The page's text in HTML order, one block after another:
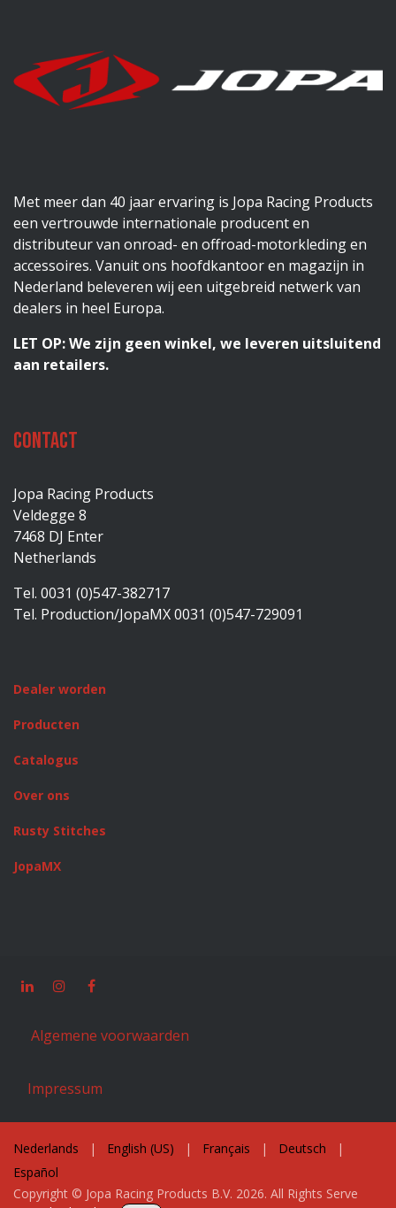
Met meer dan 40 jaar ervaring is Jopa Racing Products
een vertrouwde internationale producent en
distributeur van onroad- en offroad-motorkleding en
accessoires. Vanuit ons hoofdkantoor en magazijn in
Nederland beleveren wij een uitgebreid netwerk van
dealers in heel Europa.
LET OP: We zijn geen winkel, we leveren uitsluitend
aan retailers.
Contact
Jopa Racing Products
Veldegge 8
7468 DJ Enter
Netherlands
Tel. 0031 (0)547-382717
Tel. Production/JopaMX 0031 (0)547-729091
Dealer worden
Producten
Catalogus
Over ons
Rusty Stitches
JopaMX
Algemene voorwaarden
Impressum
Copyright © Jopa Racing Products B.V. 2026. All Rights Serve
Nederlands | English (US) | Français | Deutsch
|
Español